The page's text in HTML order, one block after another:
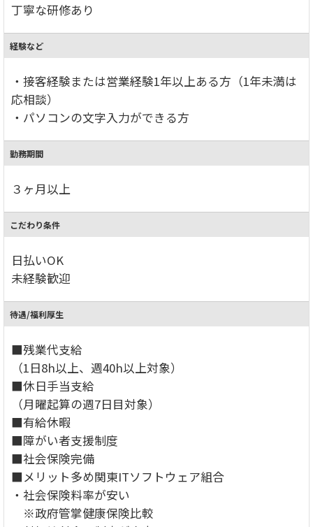
丁寧な研修あり
経験など
・接客経験または営業経験1年以上ある方（1年未満は
応相談）
・パソコンの文字入力ができる方
勤務期間
３ヶ月以上
こだわり条件
日払いOK
未経験歓迎
待遇/福利厚生
■残業代支給
（1日8h以上、週40h以上対象）
■休日手当支給
（月曜起算の週7日目対象）
■有給休暇
■障がい者支援制度
■社会保険完備
■メリット多め関東ITソフトウェア組合
・社会保険料率が安い
※政府管掌健康保険比較